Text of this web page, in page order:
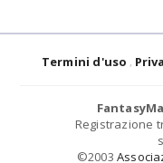
Termini d'uso
Registrazione
©2003